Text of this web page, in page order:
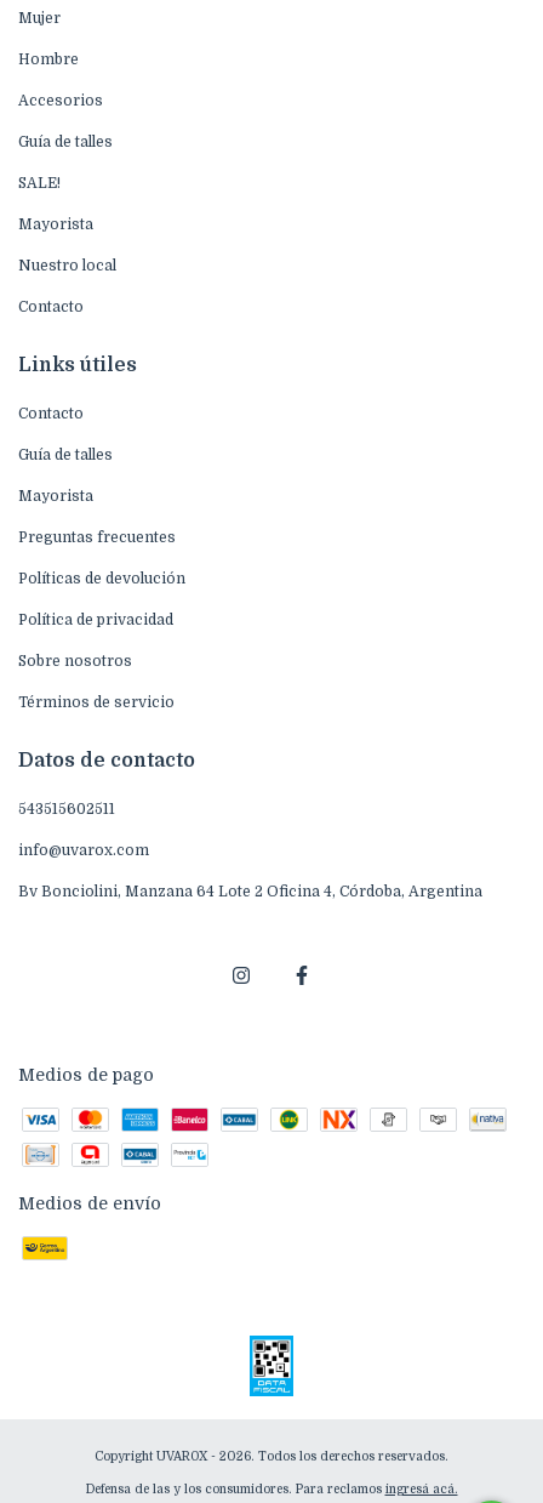
Mujer
Hombre
Accesorios
Guía de talles
SALE!
Mayorista
Nuestro local
Contacto
Links útiles
Contacto
Guía de talles
Mayorista
Preguntas frecuentes
Políticas de devolución
Política de privacidad
Sobre nosotros
Términos de servicio
Datos de contacto
543515602511
info@uvarox.com
Bv Bonciolini, Manzana 64 Lote 2 Oficina 4, Córdoba, Argentina
Medios de pago
Medios de envío
Copyright UVAROX - 2026. Todos los derechos reservados.
Defensa de las y los consumidores. Para reclamos ingresá acá.